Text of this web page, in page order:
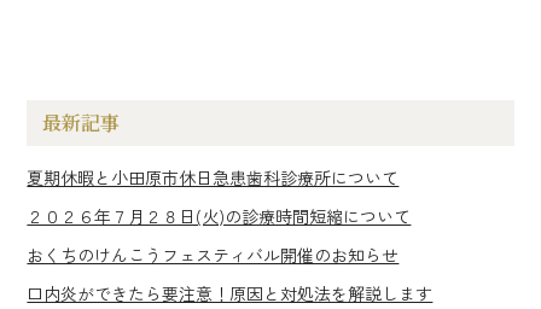
最新記事
夏期休暇と小田原市休日急患歯科診療所について
２０２６年７月２８日(火)の診療時間短縮について
おくちのけんこうフェスティバル開催のお知らせ
口内炎ができたら要注意！原因と対処法を解説します